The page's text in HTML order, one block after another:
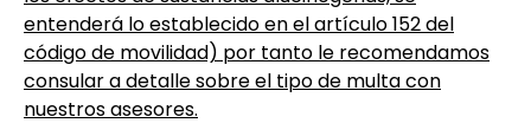
entenderá lo establecido en el artículo 152 del
código de movilidad) por tanto le recomendamos
consular a detalle sobre el tipo de multa con
nuestros asesores.